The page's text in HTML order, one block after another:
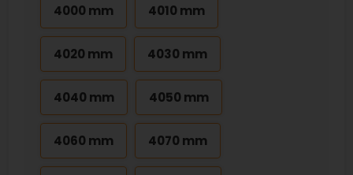
4000 mm 4010 mm
4020 mm 4030 mm
4040 mm 4050 mm
4060 mm 4070 mm